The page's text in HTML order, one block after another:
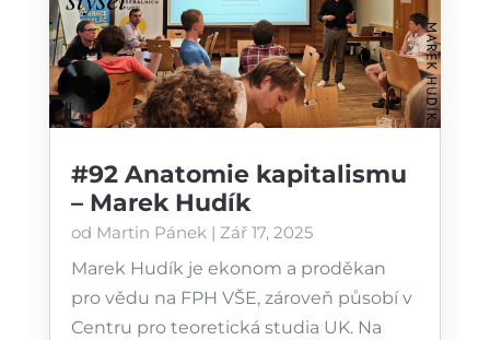
#92 Anatomie kapitalismu
– Marek Hudík
od Martin Pánek| Zář 17, 2025
Marek Hudík je ekonom a proděkan
pro vědu na FPH VŠE, zároveň působí v
Centru pro teoretická studia UK. Na